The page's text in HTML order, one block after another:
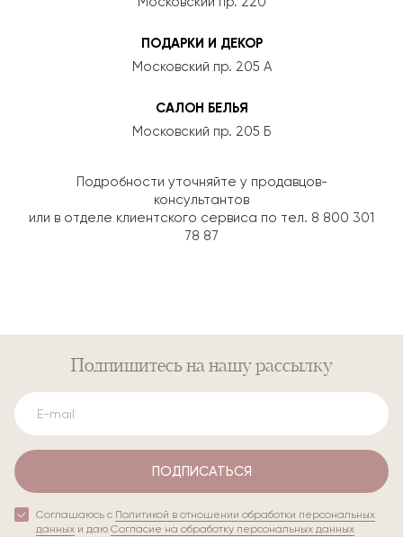
ПОДАРКИ И ДЕКОР
Московский пр. 205 А
САЛОН БЕЛЬЯ
Московский пр. 205 Б
Подробности уточняйте у продавцов-
консультантов
или в отделе клиентского сервиса по тел. 8 800 301
78 87
Подпишитесь на нашу рассылку
ПОДПИСАТЬСЯ
Соглашаюсь с Политикой в отношении обработки персональных
данных и даю Согласие на обработку персональных данных